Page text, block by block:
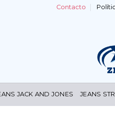
Contacto
JACK AND JONES JEANS